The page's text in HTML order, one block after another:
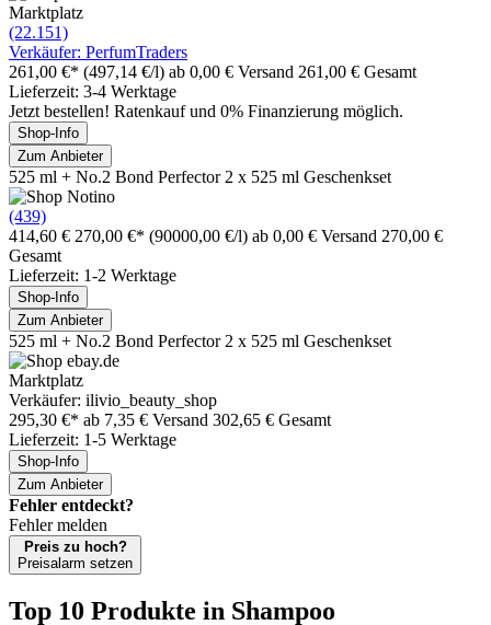
Marktplatz
(22.151)
Verkäufer: PerfumTraders
261,00 €* (497,14 €/l) ab 0,00 € Versand 261,00 € Gesamt
Lieferzeit: 3-4 Werktage
Jetzt bestellen! Ratenkauf und 0% Finanzierung möglich.
Shop-Info
Zum Anbieter
525 ml + No.2 Bond Perfector 2 x 525 ml Geschenkset
(439)
414,60 € 270,00 €* (90000,00 €/l) ab 0,00 € Versand 270,00 €
Gesamt
Lieferzeit: 1-2 Werktage
Shop-Info
Zum Anbieter
525 ml + No.2 Bond Perfector 2 x 525 ml Geschenkset
Marktplatz
Verkäufer: ilivio_beauty_shop
295,30 €* ab 7,35 € Versand 302,65 € Gesamt
Lieferzeit: 1-5 Werktage
Shop-Info
Zum Anbieter
Fehler entdeckt?
Fehler melden
Preis zu hoch?
Preisalarm setzen
Top 10 Produkte in Shampoo